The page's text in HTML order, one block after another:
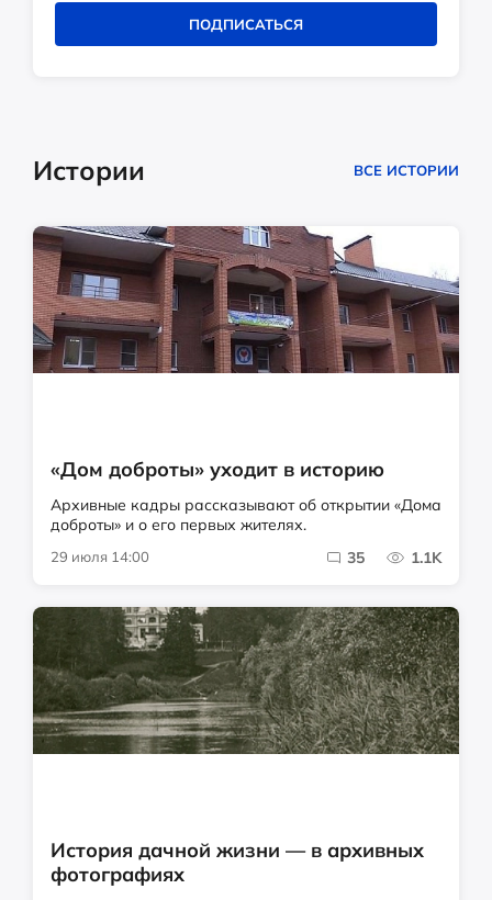
ПОДПИСАТЬСЯ
Истории ВСЕ ИСТОРИИ
«Дом доброты» уходит в историю
Архивные кадры рассказывают об открытии «Дома
доброты» и о его первых жителях.
29 июля 14:00 35 1.1K
История дачной жизни — в архивных
фотографиях